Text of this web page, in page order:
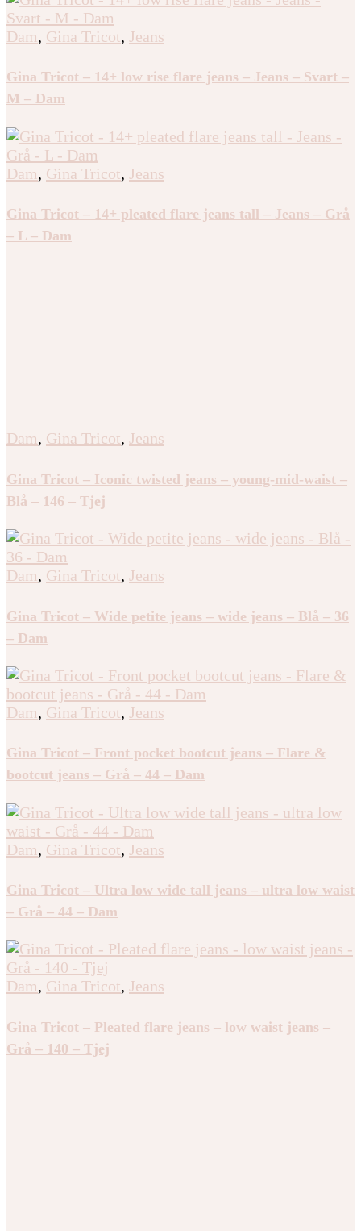
Dam, Gina Tricot, Jeans
Gina Tricot – 14+ low rise flare jeans – Jeans – Svart –
M – Dam
Dam, Gina Tricot, Jeans
Gina Tricot – 14+ pleated flare jeans tall – Jeans – Grå
– L – Dam
Dam, Gina Tricot, Jeans
Gina Tricot – Iconic twisted jeans – young-mid-waist –
Blå – 146 – Tjej
Dam, Gina Tricot, Jeans
Gina Tricot – Wide petite jeans – wide jeans – Blå – 36
– Dam
Dam, Gina Tricot, Jeans
Gina Tricot – Front pocket bootcut jeans – Flare &
bootcut jeans – Grå – 44 – Dam
Dam, Gina Tricot, Jeans
Gina Tricot – Ultra low wide tall jeans – ultra low waist
– Grå – 44 – Dam
Dam, Gina Tricot, Jeans
Gina Tricot – Pleated flare jeans – low waist jeans –
Grå – 140 – Tjej